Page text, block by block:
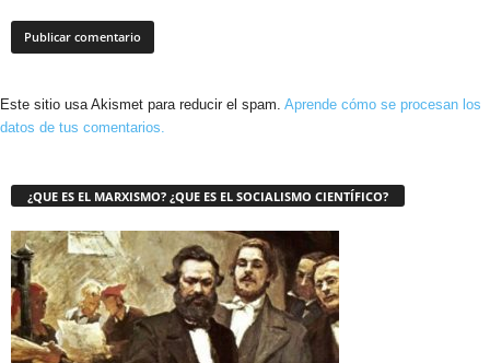
Este sitio usa Akismet para reducir el spam. Aprende cómo se procesan los
datos de tus comentarios.
¿QUE ES EL MARXISMO? ¿QUE ES EL SOCIALISMO CIENTÍFICO?